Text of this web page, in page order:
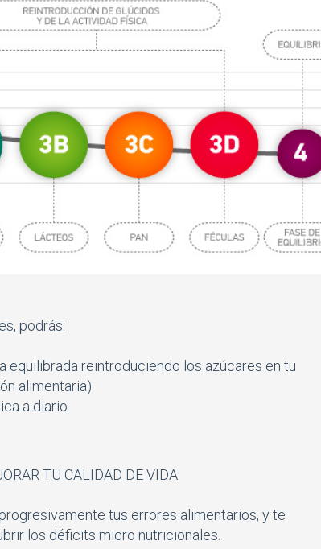
podrás:
equilibrada reintroduciendo los azúcares en tu
alimentaria)
a diario.
TU CALIDAD DE VIDA:
tus errores alimentarios, y te
los déficits micro nutricionales.